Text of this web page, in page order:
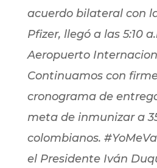
acuerdo bilateral con
Pfizer, llegó a las 5:10
Aeropuerto
Continuamos con
cronograma de
meta de inmunizar a
colombianos.
el Presidente Iván